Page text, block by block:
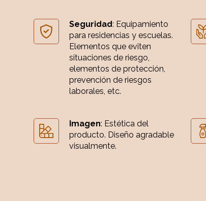
Seguridad: Equipamiento
para residencias y escuelas.
Elementos que eviten
situaciones de riesgo,
elementos de protección,
prevención de riesgos
laborales, etc.
Imagen: Estética del
producto. Diseño agradable
visualmente.